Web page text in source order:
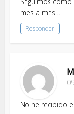
mes a mes…
Responder
No he recibido